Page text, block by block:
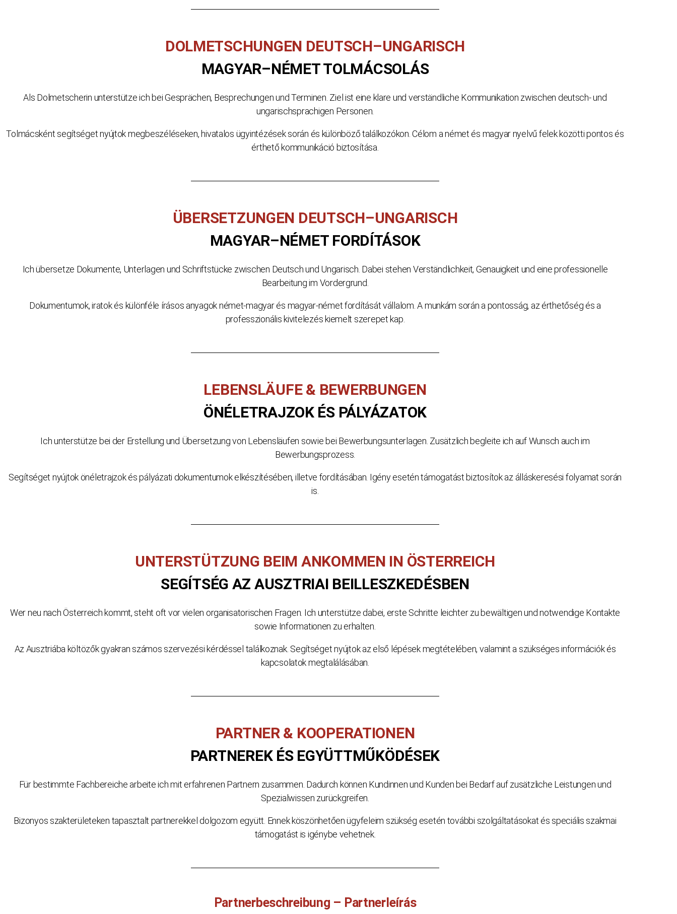
DOLMETSCHUNGEN DEUTSCH–UNGARISCH
MAGYAR–NÉMET TOLMÁCSOLÁS
Als Dolmetscherin unterstütze ich bei Gesprächen, Besprechungen und Terminen. Ziel ist eine klare und verständliche Kommunikation zwischen deutsch- und
ungarischsprachigen Personen.
Tolmácsként segítséget nyújtok megbeszéléseken, hivatalos ügyintézések során és különböző találkozókon. Célom a német és magyar nyelvű felek közötti pontos és
érthető kommunikáció biztosítása.
ÜBERSETZUNGEN DEUTSCH–UNGARISCH
MAGYAR–NÉMET FORDÍTÁSOK
Ich übersetze Dokumente, Unterlagen und Schriftstücke zwischen Deutsch und Ungarisch. Dabei stehen Verständlichkeit, Genauigkeit und eine professionelle
Bearbeitung im Vordergrund.
Dokumentumok, iratok és különféle írásos anyagok német-magyar és magyar-német fordítását vállalom. A munkám során a pontosság, az érthetőség és a
professzionális kivitelezés kiemelt szerepet kap.
LEBENSLÄUFE & BEWERBUNGEN
ÖNÉLETRAJZOK ÉS PÁLYÁZATOK
Ich unterstütze bei der Erstellung und Übersetzung von Lebensläufen sowie bei Bewerbungsunterlagen. Zusätzlich begleite ich auf Wunsch auch im
Bewerbungsprozess.
Segítséget nyújtok önéletrajzok és pályázati dokumentumok elkészítésében, illetve fordításában. Igény esetén támogatást biztosítok az álláskeresési folyamat során
is.
UNTERSTÜTZUNG BEIM ANKOMMEN IN ÖSTERREICH
SEGÍTSÉG AZ AUSZTRIAI BEILLESZKEDÉSBEN
Wer neu nach Österreich kommt, steht oft vor vielen organisatorischen Fragen. Ich unterstütze dabei, erste Schritte leichter zu bewältigen und notwendige Kontakte
sowie Informationen zu erhalten.
Az Ausztriába költözők gyakran számos szervezési kérdéssel találkoznak. Segítséget nyújtok az első lépések megtételében, valamint a szükséges információk és
kapcsolatok megtalálásában.
PARTNER & KOOPERATIONEN
PARTNEREK ÉS EGYÜTTMŰKÖDÉSEK
Für bestimmte Fachbereiche arbeite ich mit erfahrenen Partnern zusammen. Dadurch können Kundinnen und Kunden bei Bedarf auf zusätzliche Leistungen und
Spezialwissen zurückgreifen.
Bizonyos szakterületeken tapasztalt partnerekkel dolgozom együtt. Ennek köszönhetően ügyfeleim szükség esetén további szolgáltatásokat és speciális szakmai
támogatást is igénybe vehetnek.
Partnerbeschreibung – Partnerleírás